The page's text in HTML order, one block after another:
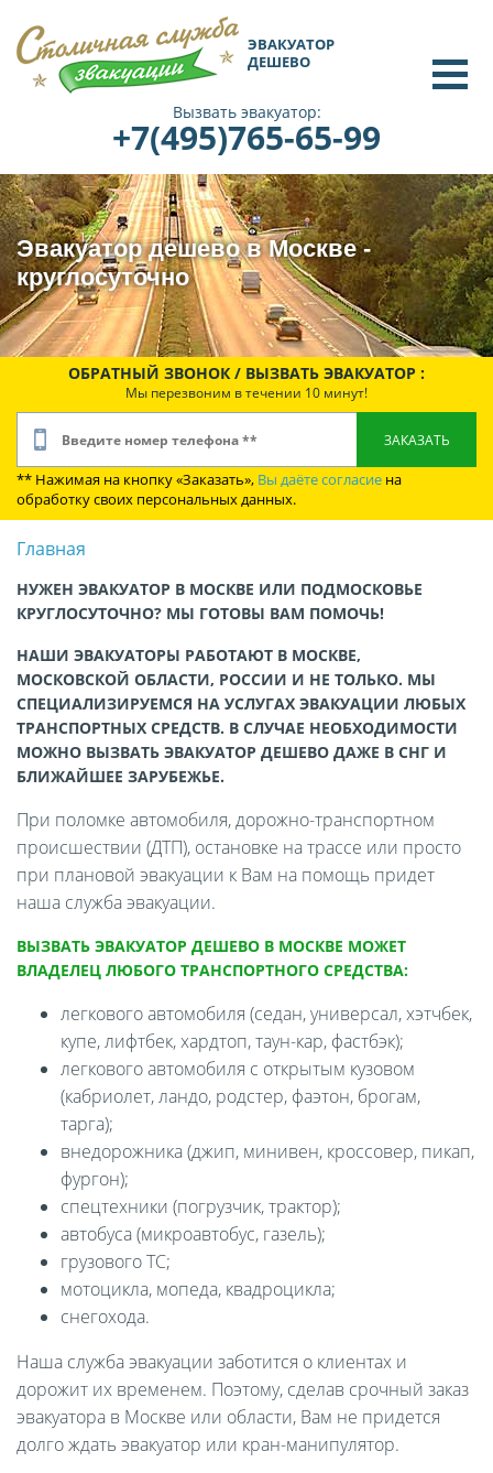
ЭВАКУАТОР
ДЕШЕВО
Вызвать эвакуатор:
+7(495)765-65-99
Эвакуатор дешево в Москве -
круглосуточно
ОБРАТНЫЙ ЗВОНОК / ВЫЗВАТЬ ЭВАКУАТОР :
Мы перезвоним в течении 10 минут!
** Нажимая на кнопку «Заказать», Вы даёте согласие на
обработку своих персональных данных.
Главная
НУЖЕН ЭВАКУАТОР В МОСКВЕ ИЛИ ПОДМОСКОВЬЕ
КРУГЛОСУТОЧНО? МЫ ГОТОВЫ ВАМ ПОМОЧЬ!
НАШИ ЭВАКУАТОРЫ РАБОТАЮТ В МОСКВЕ,
МОСКОВСКОЙ ОБЛАСТИ, РОССИИ И НЕ ТОЛЬКО. МЫ
СПЕЦИАЛИЗИРУЕМСЯ НА УСЛУГАХ ЭВАКУАЦИИ ЛЮБЫХ
ТРАНСПОРТНЫХ СРЕДСТВ. В СЛУЧАЕ НЕОБХОДИМОСТИ
МОЖНО ВЫЗВАТЬ ЭВАКУАТОР ДЕШЕВО ДАЖЕ В СНГ И
БЛИЖАЙШЕЕ ЗАРУБЕЖЬЕ.
При поломке автомобиля, дорожно-транспортном
происшествии (ДТП), остановке на трассе или просто
при плановой эвакуации к Вам на помощь придет
наша служба эвакуации.
ВЫЗВАТЬ ЭВАКУАТОР ДЕШЕВО В МОСКВЕ МОЖЕТ
ВЛАДЕЛЕЦ ЛЮБОГО ТРАНСПОРТНОГО СРЕДСТВА:
легкового автомобиля (седан, универсал, хэтчбек,
купе, лифтбек, хардтоп, таун-кар, фастбэк);
легкового автомобиля с открытым кузовом
(кабриолет, ландо, родстер, фаэтон, брогам,
тарга);
внедорожника (джип, минивен, кроссовер, пикап,
фургон);
спецтехники (погрузчик, трактор);
автобуса (микроавтобус, газель);
грузового ТС;
мотоцикла, мопеда, квадроцикла;
снегохода.
Наша служба эвакуации заботится о клиентах и
дорожит их временем. Поэтому, сделав срочный заказ
эвакуатора в Москве или области, Вам не придется
долго ждать эвакуатор или кран-манипулятор.